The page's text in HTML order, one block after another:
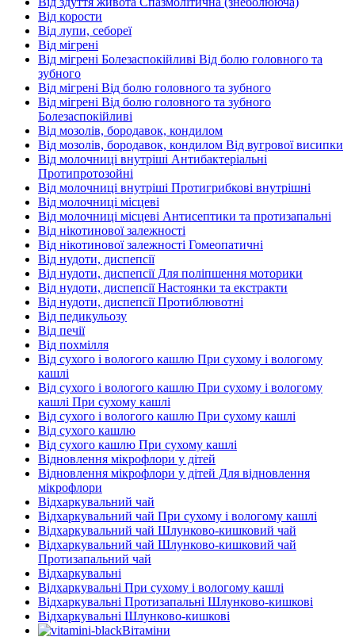
Від корости
Від лупи, себореї
Від мігрені
Від мігрені Болезаспокійливі Від болю головного та
зубного
Від мігрені Від болю головного та зубного
Від мігрені Від болю головного та зубного
Болезаспокійливі
Від мозолів, бородавок, кондилом
Від мозолів, бородавок, кондилом Від вугрової висипки
Від молочниці внутріші Антибактеріальні
Протипротозойні
Від молочниці внутріші Протигрибкові внутрішні
Від молочниці місцеві
Від молочниці місцеві Антисептики та протизапальні
Від нікотинової залежності
Від нікотинової залежності Гомеопатичні
Від нудоти, диспепсії
Від нудоти, диспепсії Для поліпшення моторики
Від нудоти, диспепсії Настоянки та екстракти
Від нудоти, диспепсії Протиблювотні
Від педикульозу
Від печії
Від похмілля
Від сухого і вологого кашлю При сухому і вологому
кашлі
Від сухого і вологого кашлю При сухому і вологому
кашлі При сухому кашлі
Від сухого і вологого кашлю При сухому кашлі
Від сухого кашлю
Від сухого кашлю При сухому кашлі
Відновлення мікрофлори у дітей
Відновлення мікрофлори у дітей Для відновлення
мікрофлори
Відхаркувальний чай
Відхаркувальний чай При сухому і вологому кашлі
Відхаркувальний чай Шлунково-кишковий чай
Відхаркувальний чай Шлунково-кишковий чай
Протизапальний чай
Відхаркувальні
Відхаркувальні При сухому і вологому кашлі
Відхаркувальні Протизапальні Шлунково-кишкові
Відхаркувальні Шлунково-кишкові
Вітаміни